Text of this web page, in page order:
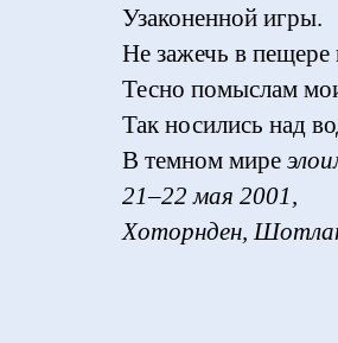
Узаконенной игры.
Не зажечь в пещере
Тесно помыслам
Так носились над
В темном мире
21–22 мая 2001,
Хоторнден,